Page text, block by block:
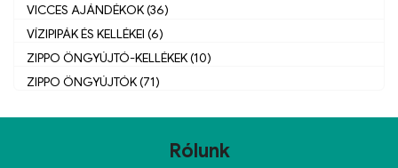
VICCES AJÁNDÉKOK (36)
VÍZIPIPÁK ÉS KELLÉKEI (6)
ZIPPO ÖNGYÚJTÓ-KELLÉKEK (10)
ZIPPO ÖNGYÚJTÓK (71)
Rólunk